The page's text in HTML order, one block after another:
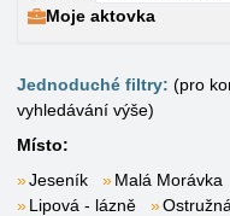
Moje aktovka
Jednoduché filtry: (pro
vyhledávání výše)
Místo:
Jeseník
Malá Morávka
Lipová - lázně
Ostružná